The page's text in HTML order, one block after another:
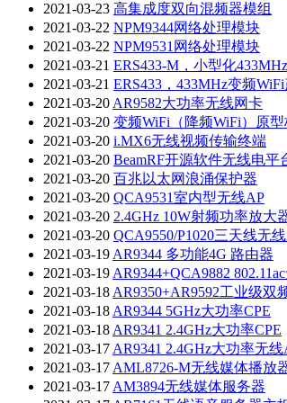
2021-03-23 高集成度双向混频器模组
2021-03-22 NPM9344网络处理模块
2021-03-22 NPM9531网络处理模块
2021-03-21 ERS433-M，小型化
2021-03-21 ERS433，433MHz变频
2021-03-20 AR9582大功率无线网卡
2021-03-20 变频WiFi（降频WiFi）原型
2021-03-20 i.MX6无线视频传输终端
2021-03-20 BeamRF开源软件无线电平
2021-03-20 百兆以太网浪涌保护器
2021-03-20 QCA9531室内型无线AP
2021-03-20 2.4GHz 10W射频功率放大
2021-03-20 QCA9550/P1020三天线无
2021-03-19 AR9344 多功能4G 路由器
2021-03-19 AR9344+QCA9882
2021-03-18 AR9350+AR9592工业级双
2021-03-18 AR9344 5GHz大功率CPE
2021-03-18 AR9341 2.4GHz大功率CPE
2021-03-17 AR9341 2.4GHz大功率无线
2021-03-17 AML8726-M无线媒体播放
2021-03-17 AM3894无线媒体服务器